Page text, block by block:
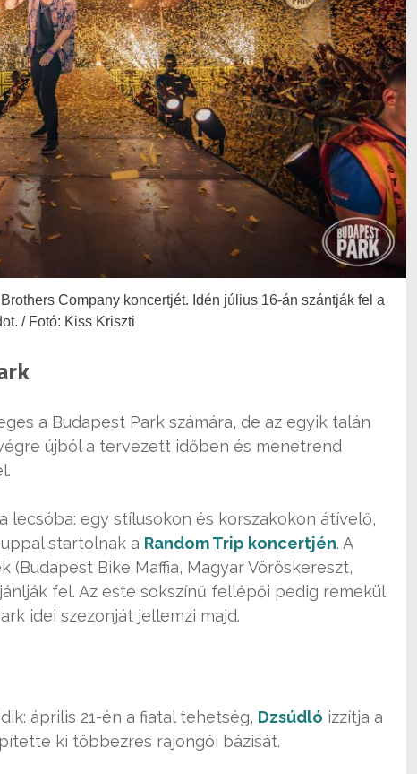
Company koncertjét. Idén július 16-án szántják fel a
/ Fotó: Kiss Kriszti
a Budapest Park számára, de az egyik talán
újból a tervezett időben és menetrend
lecsóba: egy stílusokon és korszakokon átívelő,
startolnak a Random Trip koncertjén. A
Bike Maffia, Magyar Vöröskereszt,
fel. Az este sokszínű fellépői pedig remekül
idei szezonját jellemzi majd.
április 21-én a fiatal tehetség, Dzsúdló izzítja a
ki többezres rajongói bázisát.